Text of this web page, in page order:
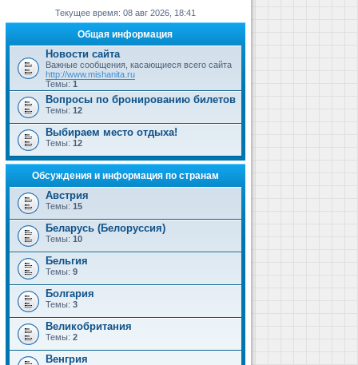
Текущее время: 08 авг 2026, 18:41
Общая информация
Новости сайта
Важные сообщения, касающиеся всего сайта
http://www.mishanita.ru
Темы: 1
Вопросы по бронированию билетов
Темы: 12
Выбираем место отдыха!
Темы: 12
Обсуждения и информация по странам
Австрия
Темы: 15
Беларусь (Белоруссия)
Темы: 10
Бельгия
Темы: 9
Болгария
Темы: 3
Великобритания
Темы: 2
Венгрия